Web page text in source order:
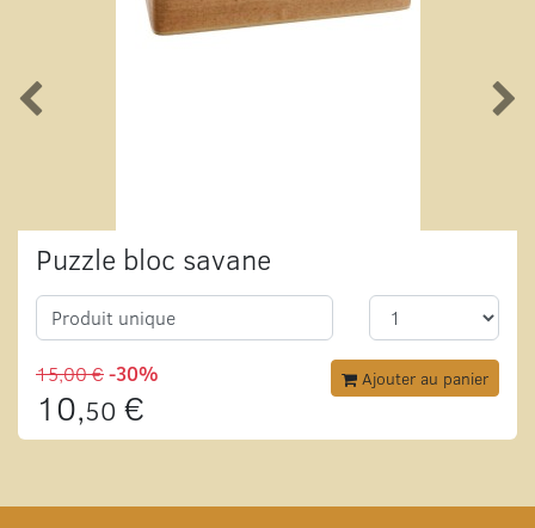
Puzzle bloc savane
Produit unique
15,00 €-30%
10,50 €
Ajouter au panier